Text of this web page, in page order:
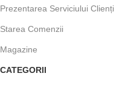
Prezentarea Serviciului Clienți
Starea Comenzii
Magazine
CATEGORII